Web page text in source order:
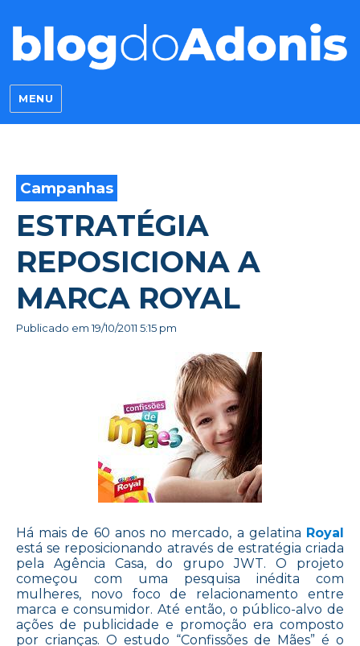
Blog do Adonis
MENU
Campanhas
ESTRATÉGIA
REPOSICIONA A
MARCA ROYAL
Publicado em19/10/2011 5:15 pm
Há mais de 60 anos no mercado, a gelatina Royal
está se reposicionando através de estratégia criada
pela Agência Casa, do grupo JWT. O projeto
começou com uma pesquisa inédita com
mulheres, novo foco de relacionamento entre
marca e consumidor. Até então, o público-alvo de
ações de publicidade e promoção era composto
por crianças. O estudo “Confissões de Mães” é o